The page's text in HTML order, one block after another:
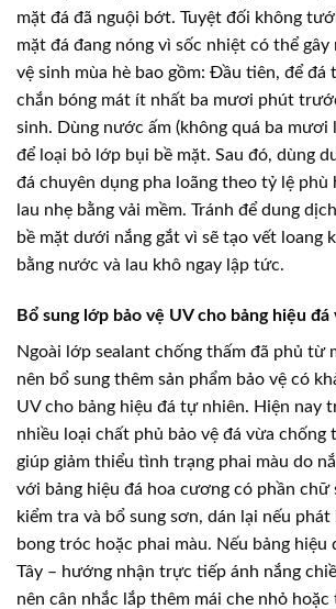
mặt đá đã nguội bớt. Tuyệt đối không
mặt đá đang nóng vì sốc nhiệt có thể
vệ sinh mùa hè bao gồm: Đầu tiên, để đá
chắn bóng mát ít nhất ba mươi phút
sinh. Dùng nước ấm (không quá ba mươi
để loại bỏ lớp bụi bề mặt. Sau đó, dùng
đá chuyên dụng pha loãng theo tỷ lệ phù
lau nhẹ bằng vải mềm. Tránh để dung
bề mặt dưới nắng gắt vì sẽ tạo vết loang
bằng nước và lau khô ngay lập tức.
Bổ sung lớp bảo vệ UV cho bảng hiệu đá
Ngoài lớp sealant chống thấm đã phủ từ
nên bổ sung thêm sản phẩm bảo vệ có
UV cho bảng hiệu đá tự nhiên. Hiện nay
nhiều loại chất phủ bảo vệ đá vừa chống
giúp giảm thiểu tình trạng phai màu do
với bảng hiệu đá hoa cương có phần chữ
kiểm tra và bổ sung sơn, dán lại nếu phát
bong tróc hoặc phai màu. Nếu bảng
Tây – hướng nhận trực tiếp ánh nắng
nên cân nhắc lắp thêm mái che nhỏ hoặc